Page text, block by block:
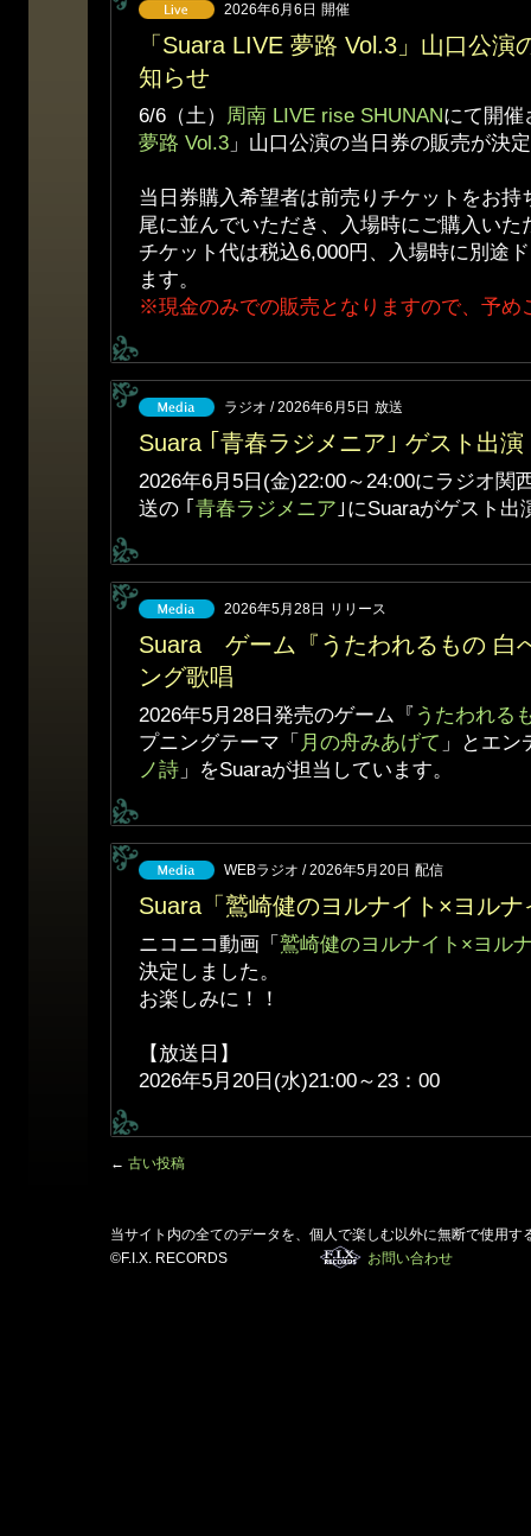
2026年6月6日 開催
「Suara LIVE 夢路 Vol.3」山口公演
知らせ
6/6（土） 周南 LIVE rise SHUNANにて開催
夢路 Vol.3 」山口公演の当日券の販売が決
当日券購入希望者は前売りチケットをお持
尾に並んでいただき、入場時にご購入いた
チケット代は税込6,000円、入場時に別途
ます。
※現金のみでの販売となりますので、予め
ラジオ / 2026年6月5日 放送
Suara ｢青春ラジメニア｣ ゲスト出演
2026年6月5日(金)22:00～24:00にラジオ関
送の ｢ 青春ラジメニア ｣にSuaraがゲスト
2026年5月28日 リリース
Suara ゲーム『うたわれるもの 白
ング歌唱
2026年5月28日発売のゲーム『 うたわれる
プニングテーマ「 月の舟みあげて 」とエ
ノ詩 」をSuaraが担当しています。
WEBラジオ / 2026年5月20日 配信
Suara「鷲崎健のヨルナイト×ヨル
ニコニコ動画「 鷲崎健のヨルナイト×ヨル
決定しました。
お楽しみに！！
【放送日】
2026年5月20日(水)21:00～23：00
← 古い投稿
当サイト内の全てのデータを、個人で楽しむ以外に無断で使用す
©F.I.X. RECORDS
お問い合わせ